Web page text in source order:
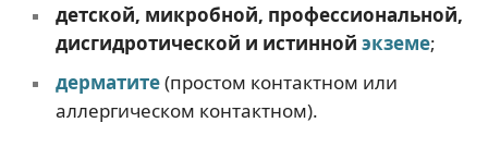
детской, микробной, профессиональной,
дисгидротической и истинной экземе;
дерматите(простом контактном или
аллергическом контактном).